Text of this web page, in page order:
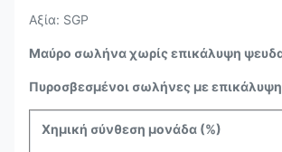
Αξία: SGP
Μαύρο σωλήνα χωρίς επικάλυψη
Πυροσβεσμένοι σωλήνες με
Χημική σύνθεση μονάδα (%)